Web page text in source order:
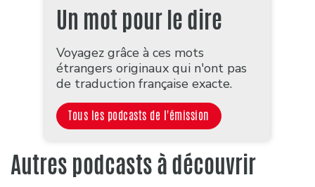
Un mot pour le dire
Voyagez grâce à ces mots
étrangers originaux qui n'ont pas
de traduction française exacte.
Tous les podcasts de l'émission
Autres podcasts à découvrir